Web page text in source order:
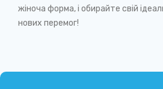
жіноча форма, і обирайте свій
нових перемог!